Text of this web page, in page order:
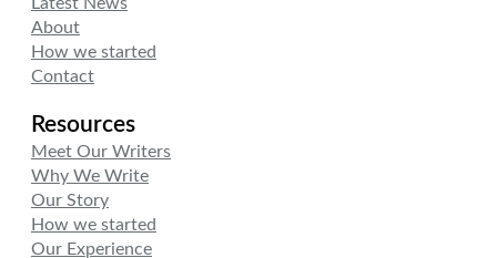
About
How we started
Contact
Resources
Meet Our Writers
Why We Write
Our Story
How we started
Our Experience